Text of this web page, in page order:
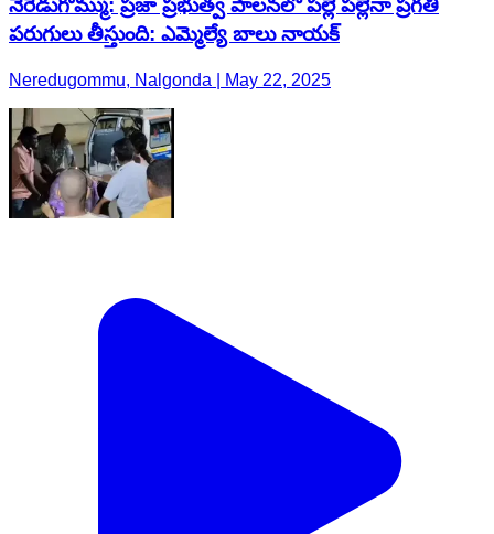
నేరేడుగొమ్ము: ప్రజా ప్రభుత్వ పాలనలో పల్లె పల్లెనా ప్రగతి
పరుగులు తీస్తుంది: ఎమ్మెల్యే బాలు నాయక్
Neredugommu, Nalgonda | May 22, 2025